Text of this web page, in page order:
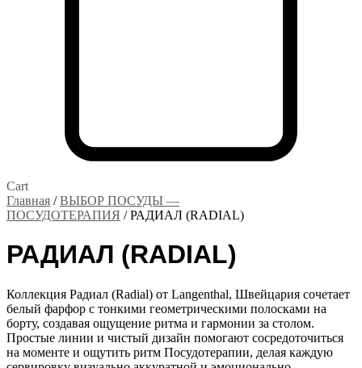
Cart
Главная /ВЫБОР ПОСУДЫ —
ПОСУДОТЕРАПИЯ / РАДИАЛ (RADIAL)
РАДИАЛ (RADIAL)
Коллекция Радиал (Radial) от Langenthal, Швейцария сочетает
белый фарфор с тонкими геометрическими полосками на
борту, создавая ощущение ритма и гармонии за столом.
Простые линии и чистый дизайн помогают сосредоточиться
на моменте и ощутить ритм Посудотерапии, делая каждую